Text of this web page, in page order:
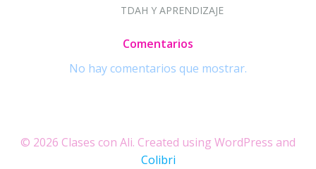
TDAH Y APRENDIZAJE
Comentarios
No hay comentarios que mostrar.
© 2026 Clases con Ali. Created using WordPress and
Colibri